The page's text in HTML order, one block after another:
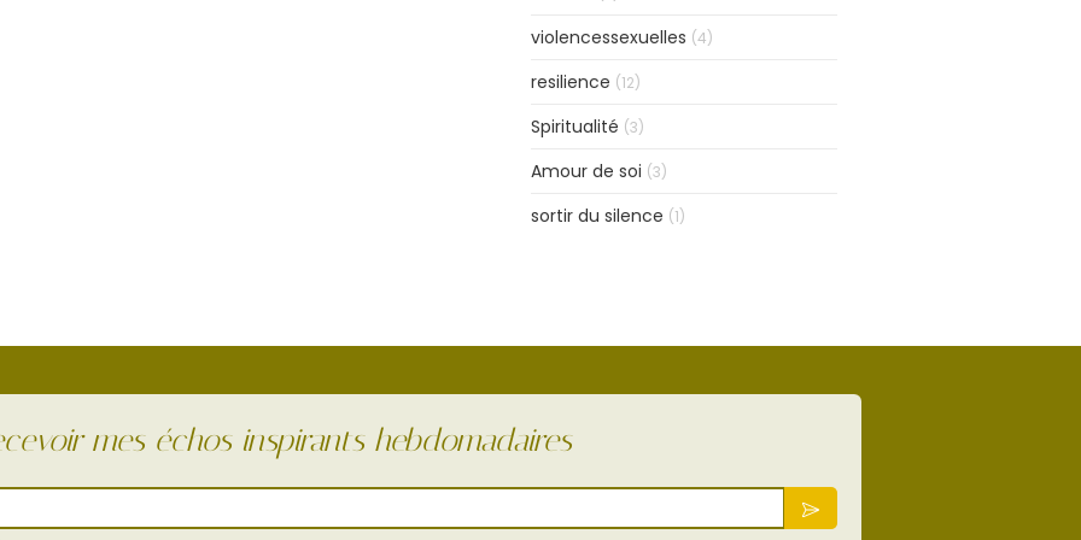
violencessexuelles (4)
resilience (12)
Spiritualité (3)
Amour de soi (3)
sortir du silence (1)
mes échos inspirants hebdomadaires